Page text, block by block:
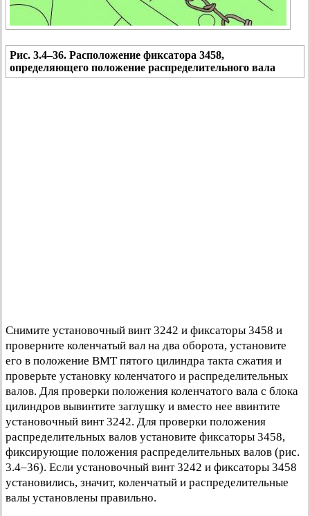
Рис. 3.4–36. Расположение фиксатора 3458,
определяющего положение распределительного вала
Снимите установочный винт 3242 и фиксаторы 3458 и
проверните коленчатый вал на два оборота, установите
его в положение ВМТ пятого цилиндра такта сжатия и
проверьте установку коленчатого и распределительных
валов. Для проверки положения коленчатого вала с блока
цилиндров вывинтите заглушку и вместо нее ввинтите
установочный винт 3242. Для проверки положения
распределительных валов установите фиксаторы 3458,
фиксирующие положения распределительных валов (рис.
3.4–36). Если установочный винт 3242 и фиксаторы 3458
установились, значит, коленчатый и распределительные
валы установлены правильно.